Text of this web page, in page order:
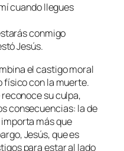
cuando llegues
conmigo
Jesús.
el castigo moral
físico con la muerte.
su culpa,
consecuencias: la de
más que
Jesús, que es
para estar al lado